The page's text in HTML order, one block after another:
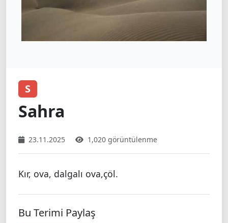
S
Sahra
23.11.2025 1,020 görüntülenme
Kır, ova, dalgalı ova,çöl.
Bu Terimi Paylaş